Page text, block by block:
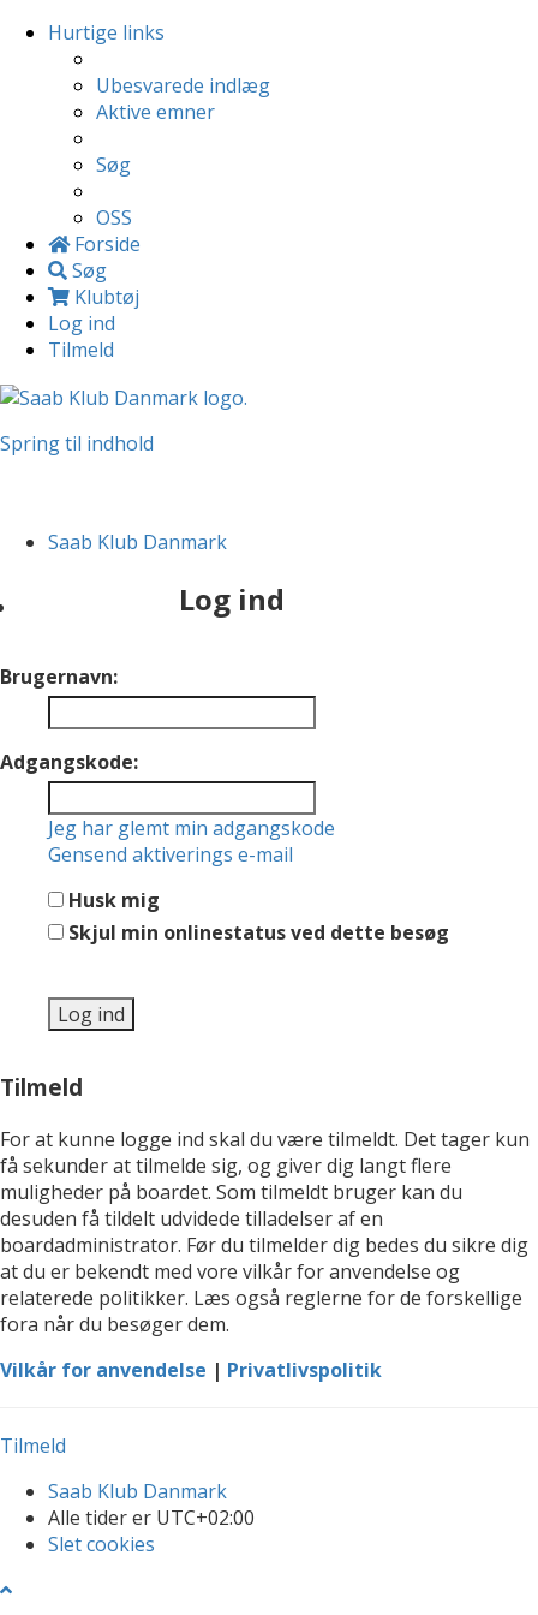
Hurtige links
Ubesvarede indlæg
Aktive emner
Søg
OSS
Forside
Søg
Klubtøj
Log ind
Tilmeld
Spring til indhold
Saab Klub Danmark
Log ind
Brugernavn:
Adgangskode:
Jeg har glemt min adgangskode
Gensend aktiverings e-mail
Husk mig
Skjul min onlinestatus ved dette besøg
Tilmeld
For at kunne logge ind skal du være tilmeldt. Det tager kun
få sekunder at tilmelde sig, og giver dig langt flere
muligheder på boardet. Som tilmeldt bruger kan du
desuden få tildelt udvidede tilladelser af en
boardadministrator. Før du tilmelder dig bedes du sikre dig
at du er bekendt med vore vilkår for anvendelse og
relaterede politikker. Læs også reglerne for de forskellige
fora når du besøger dem.
Vilkår for anvendelse | Privatlivspolitik
Tilmeld
Saab Klub Danmark
Alle tider er UTC+02:00
Slet cookies